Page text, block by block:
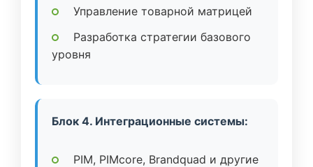
Управление товарной матрицей
Разработка стратегии базового
уровня
Блок 4. Интеграционные системы:
PIM, PIMcore, Brandquad и другие